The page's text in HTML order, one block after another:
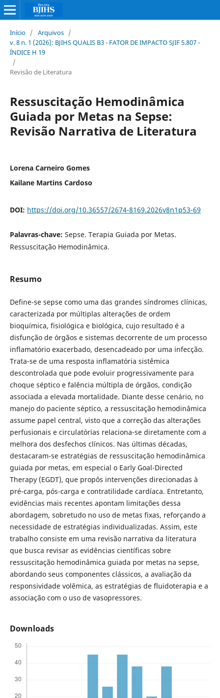
Início / Arquivos /
v. 8 n. 1 (2026): BJIHS QUALIS B3 - FATOR DE IMPACTO SJIF 5.807 -
ÍNDICE H 19
/
Revisão de Literatura
Ressuscitação Hemodinâmica
Guiada por Metas na Sepse:
Revisão Narrativa de Literatura
Lorena Carneiro Gomes
Kailane Martins Cardoso
DOI: https://doi.org/10.36557/2674-8169.2026v8n1p53-69
Palavras-chave: Sepse. Terapia Guiada por Metas.
Ressuscitação Hemodinâmica.
Resumo
Define-se sepse como uma das grandes síndromes clínicas,
caracterizada por múltiplas alterações de ordem
bioquímica, fisiológica e biológica, cujo resultado é a
disfunção de órgãos e sistemas decorrente de um processo
inflamatório exacerbado, desencadeado por uma infecção.
Trata-se de uma resposta inflamatória sistêmica
descontrolada que pode evoluir progressivamente para
choque séptico e falência múltipla de órgãos, condição
associada a elevada mortalidade. Diante desse cenário, no
manejo do paciente séptico, a ressuscitação hemodinâmica
assume papel central, visto que a correção das alterações
perfusionais e circulatórias relaciona-se diretamente com a
melhora dos desfechos clínicos. Nas últimas décadas,
destacaram-se estratégias de ressuscitação hemodinâmica
guiada por metas, em especial o Early Goal-Directed
Therapy (EGDT), que propôs intervenções direcionadas à
pré-carga, pós-carga e contratilidade cardíaca. Entretanto,
evidências mais recentes apontam limitações dessa
abordagem, sobretudo no uso de metas fixas, reforçando a
necessidade de estratégias individualizadas. Assim, este
trabalho consiste em uma revisão narrativa da literatura
que busca revisar as evidências científicas sobre
ressuscitação hemodinâmica guiada por metas na sepse,
abordando seus componentes clássicos, a avaliação da
responsividade volêmica, as estratégias de fluidoterapia e a
associação com o uso de vasopressores.
Downloads